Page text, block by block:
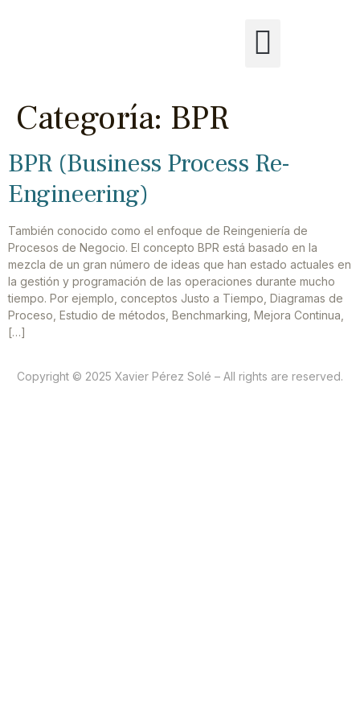
Categoría: BPR
BPR (Business Process Re-
Engineering)
También conocido como el enfoque de Reingeniería de
Procesos de Negocio. El concepto BPR está basado en la
mezcla de un gran número de ideas que han estado actuales en
la gestión y programación de las operaciones durante mucho
tiempo. Por ejemplo, conceptos Justo a Tiempo, Diagramas de
Proceso, Estudio de métodos, Benchmarking, Mejora Continua,
[…]
Copyright © 2025 Xavier Pérez Solé – All rights are reserved.